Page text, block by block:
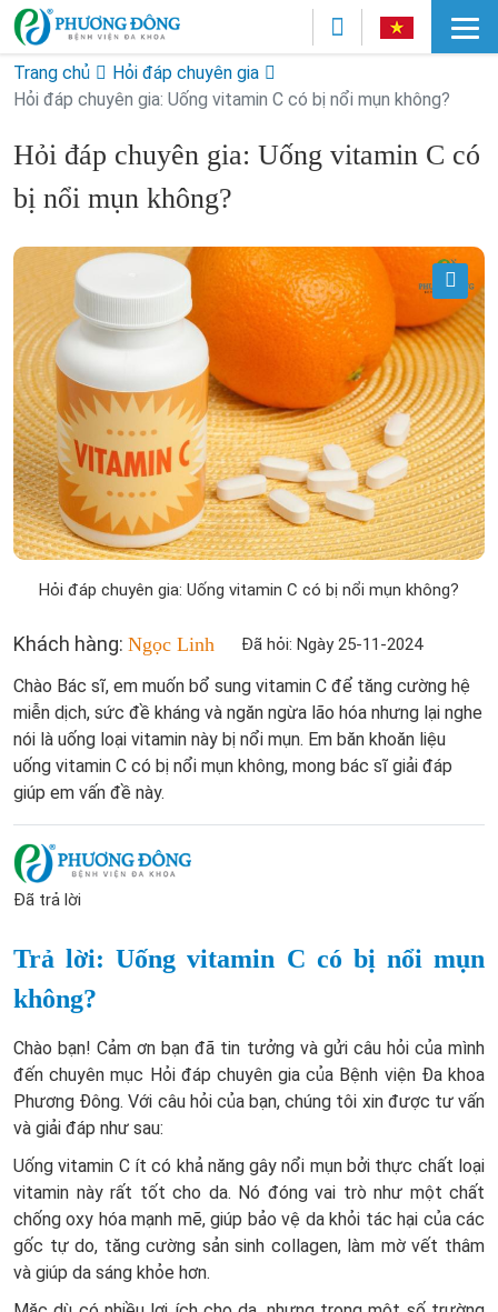
Trang chủ
Hỏi đáp chuyên gia
Hỏi đáp chuyên gia: Uống vitamin C có bị nổi mụn không?
Hỏi đáp chuyên gia: Uống vitamin C có
bị nổi mụn không?
Hỏi đáp chuyên gia: Uống vitamin C có bị nổi mụn không?
Khách hàng: Ngọc Linh Đã hỏi: Ngày 25-11-2024
Chào Bác sĩ, em muốn bổ sung vitamin C để tăng cường hệ
miễn dịch, sức đề kháng và ngăn ngừa lão hóa nhưng lại nghe
nói là uống loại vitamin này bị nổi mụn. Em băn khoăn liệu
uống vitamin C có bị nổi mụn không, mong bác sĩ giải đáp
giúp em vấn đề này.
Đã trả lời
Trả lời: Uống vitamin C có bị nổi mụn
không?
Chào bạn! Cảm ơn bạn đã tin tưởng và gửi câu hỏi của mình
đến chuyên mục Hỏi đáp chuyên gia của Bệnh viện Đa khoa
Phương Đông. Với câu hỏi của bạn, chúng tôi xin được tư vấn
và giải đáp như sau:
Uống vitamin C ít có khả năng gây nổi mụn bởi thực chất loại
vitamin này rất tốt cho da. Nó đóng vai trò như một chất
chống oxy hóa mạnh mẽ, giúp bảo vệ da khỏi tác hại của các
gốc tự do, tăng cường sản sinh collagen, làm mờ vết thâm
và giúp da sáng khỏe hơn.